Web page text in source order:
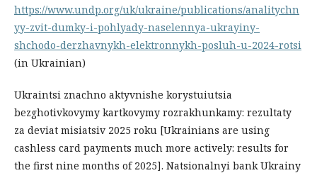
https://www.undp.org/uk/ukraine/publications/analitychn
yy-zvit-dumky-i-pohlyady-naselennya-ukrayiny-
shchodo-derzhavnykh-elektronnykh-posluh-u-2024-rotsi
(in Ukrainian)
Ukraintsi znachno aktyvnishe korystuiutsia
bezghotivkovymy kartkovymy rozrakhunkamy: rezultaty
za deviat misiatsiv 2025 roku [Ukrainians are using
cashless card payments much more actively: results for
the first nine months of 2025]. Natsionalnyi bank Ukrainy